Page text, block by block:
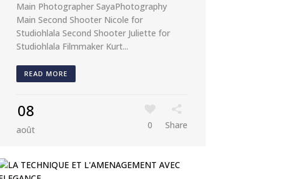
Main Photographer SayaPhotography
Main Second Shooter Nicole for
Studiohlala Second Shooter Juliette for
Studiohlala Filmmaker Kurt...
READ MORE
08
août 0 Share